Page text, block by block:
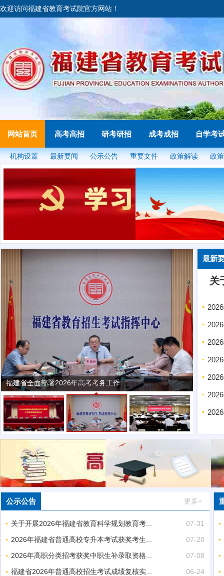
欢迎访问福建省教育考试院官方网站！
网站首页 高考高招 研考研招 成考成招 自学考
机构设置 最新要闻 公示公告 重要文件 政策解读 政
福建省全面部署2026年高考考务工作
最新
关
更多+
公示公告
07-31
关于开展2026年福建省教育科学规划教育考...
07-20
2026年福建省普通高校专升本考试获奖考生...
07-08
2026年高职分类招考获奖中职生补录取资格...
06-24
福建省2026年普通高校招生考试成绩复核实...